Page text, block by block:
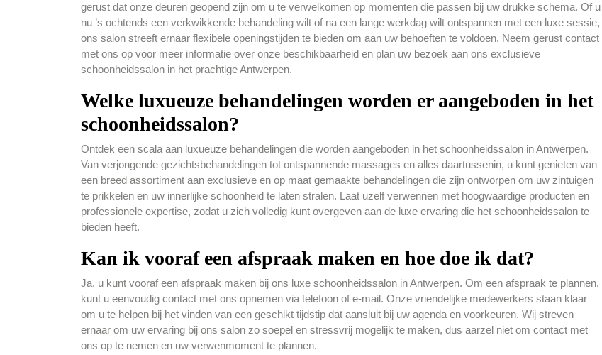
gerust dat onze deuren geopend zijn om u te verwelkomen op momenten die passen bij uw drukke schema. Of u
nu ’s ochtends een verkwikkende behandeling wilt of na een lange werkdag wilt ontspannen met een luxe sessie,
ons salon streeft ernaar flexibele openingstijden te bieden om aan uw behoeften te voldoen. Neem gerust contact
met ons op voor meer informatie over onze beschikbaarheid en plan uw bezoek aan ons exclusieve
schoonheidssalon in het prachtige Antwerpen.
Welke luxueuze behandelingen worden er aangeboden in het
schoonheidssalon?
Ontdek een scala aan luxueuze behandelingen die worden aangeboden in het schoonheidssalon in Antwerpen.
Van verjongende gezichtsbehandelingen tot ontspannende massages en alles daartussenin, u kunt genieten van
een breed assortiment aan exclusieve en op maat gemaakte behandelingen die zijn ontworpen om uw zintuigen
te prikkelen en uw innerlijke schoonheid te laten stralen. Laat uzelf verwennen met hoogwaardige producten en
professionele expertise, zodat u zich volledig kunt overgeven aan de luxe ervaring die het schoonheidssalon te
bieden heeft.
Kan ik vooraf een afspraak maken en hoe doe ik dat?
Ja, u kunt vooraf een afspraak maken bij ons luxe schoonheidssalon in Antwerpen. Om een afspraak te plannen,
kunt u eenvoudig contact met ons opnemen via telefoon of e-mail. Onze vriendelijke medewerkers staan klaar
om u te helpen bij het vinden van een geschikt tijdstip dat aansluit bij uw agenda en voorkeuren. Wij streven
ernaar om uw ervaring bij ons salon zo soepel en stressvrij mogelijk te maken, dus aarzel niet om contact met
ons op te nemen en uw verwenmoment te plannen.